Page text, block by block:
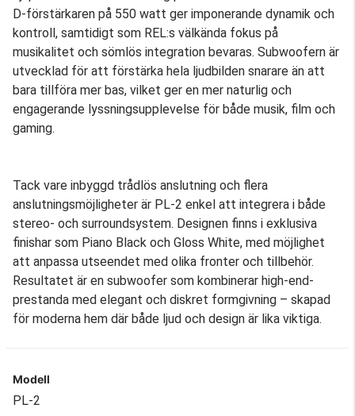
D-förstärkaren på 550 watt ger imponerande dynamik och
kontroll, samtidigt som REL:s välkända fokus på
musikalitet och sömlös integration bevaras. Subwoofern är
utvecklad för att förstärka hela ljudbilden snarare än att
bara tillföra mer bas, vilket ger en mer naturlig och
engagerande lyssningsupplevelse för både musik, film och
gaming.
Tack vare inbyggd trådlös anslutning och flera
anslutningsmöjligheter är PL-2 enkel att integrera i både
stereo- och surroundsystem. Designen finns i exklusiva
finishar som Piano Black och Gloss White, med möjlighet
att anpassa utseendet med olika fronter och tillbehör.
Resultatet är en subwoofer som kombinerar high-end-
prestanda med elegant och diskret formgivning – skapad
för moderna hem där både ljud och design är lika viktiga.
Modell
PL-2